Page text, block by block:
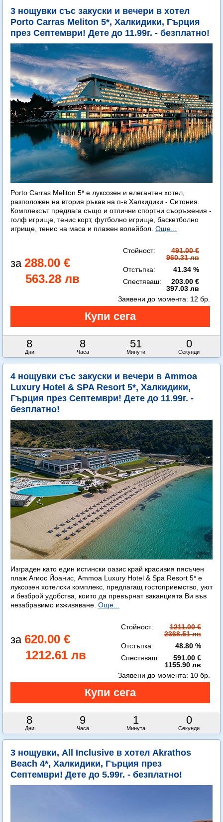
3 нощувки със закуски и вечери в хотел
Porto Carras Meliton 5*, Халкидики, Гърция
през Септември! Дете до 11.99г. - безплатно!
Porto Carras Meliton 5* е луксозен и елегантен хотел,
разположен на втория ръкав на п-в Халкидики - Ситония.
Комплексът предлага също и отлични спортни съоръжения -
голф игрище, тенис корт, футболно игрище, баскетболно
игрище, тенис на маса и плажен волейбол. Още...
288.00 €
563.28 лв
Стойност:
491.00 €
960.31 лв
Отстъпка:
41.34 %
Спестяваш:
203.00 €
397.03 лв
8
Дни
8
Часа
50
Минути
58
Секунди
Заявени до момента: 12 бр.
4 нощувки със закуски и вечери в Ammoa
Luxury Hotel & SPA Resort 5*, Халкидики,
Гърция през Септември! Дете до 11.99г. -
безплатно!
Изграден като един истински оазис край красивия пясъчен
плаж Агиос Йоанис, Ammoa Luxury Hotel & Spa Resort 5* е
луксозен хотелски комплекс, предлагащ гостоприемство, уют
и безброй удобства, които да превърнат ваканцията Ви във
незабравимо изживяване. Още...
620.00 €
1212.61 лв
Стойност:
1211.00 €
2368.51 лв
Отстъпка:
48.80 %
Спестяваш:
591.00 €
1155.90 лв
8
Дни
9
Часа
0
Минути
58
Секунди
Заявени до момента: 10 бр.
3 нощувки, All Inclusive в хотел Akrathos
Beach 4*, Халкидики, Гърция през
Септември! Дете до 5.99г. - безплатно!